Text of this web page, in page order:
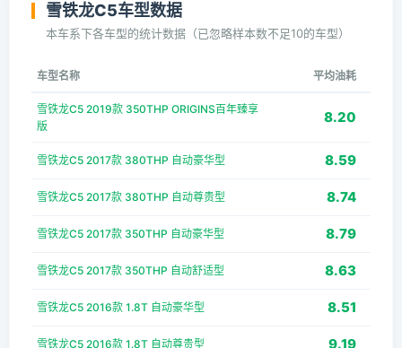
雪铁龙C5车型数据
本车系下各车型的统计数据（已忽略样本数不足10的车型）
车型名称 平均油耗
雪铁龙C5 2019款 350THP ORIGINS百年臻享
版
8.20
雪铁龙C5 2017款 380THP 自动豪华型 8.59
雪铁龙C5 2017款 380THP 自动尊贵型 8.74
雪铁龙C5 2017款 350THP 自动豪华型 8.79
雪铁龙C5 2017款 350THP 自动舒适型 8.63
雪铁龙C5 2016款 1.8T 自动豪华型 8.51
雪铁龙C5 2016款 1.8T 自动尊贵型 9.19